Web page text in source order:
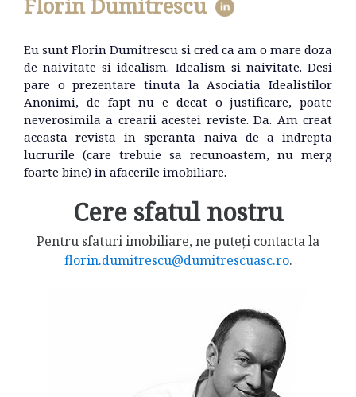
Eu sunt Florin Dumitrescu si cred ca am o mare doza
de naivitate si idealism. Idealism si naivitate. Desi
pare o prezentare tinuta la Asociatia Idealistilor
Anonimi, de fapt nu e decat o justificare, poate
neverosimila a crearii acestei reviste. Da. Am creat
aceasta revista in speranta naiva de a indrepta
lucrurile (care trebuie sa recunoastem, nu merg
foarte bine) in afacerile imobiliare.
Cere sfatul nostru
Pentru sfaturi imobiliare, ne puteți contacta la
florin.dumitrescu@dumitrescuasc.ro.